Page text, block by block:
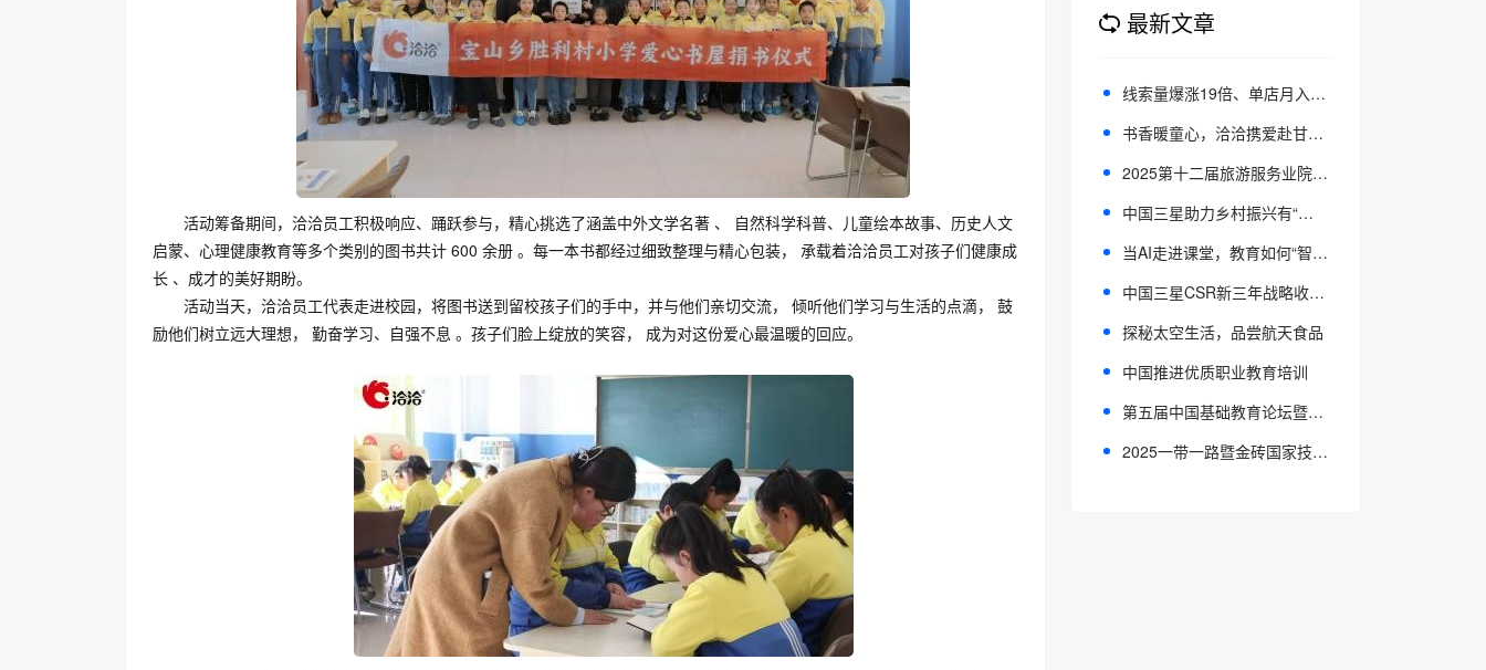
活动筹备期间，洽洽员工积极响应、踊跃参与，精心挑选了涵盖中外文学名著 、 自然科学科普、儿童绘本故事、历史人文
启蒙、心理健康教育等多个类别的图书共计 600 余册 。每一本书都经过细致整理与精心包装， 承载着洽洽员工对孩子们健康成
长 、成才的美好期盼。
活动当天，洽洽员工代表走进校园，将图书送到留校孩子们的手中，并与他们亲切交流， 倾听他们学习与生活的点滴， 鼓
励他们树立远大理想， 勤奋学习、自强不息 。孩子们脸上绽放的笑容， 成为对这份爱心最温暖的回应。
最新文章
线索量爆涨19倍、单店月入500万，本地推新能力还能“捧红”多少生意？
书香暖童心，洽洽携爱赴甘南之约
2025第十二届旅游服务业院校奖项获奖名单重磅发布！
中国三星助力乡村振兴有“质”更有“智”
当AI走进课堂，教育如何“智”变
中国三星CSR新三年战略收官 扎实履行社会责任
探秘太空生活，品尝航天食品
中国推进优质职业教育培训
第五届中国基础教育论坛暨中国教育学会第三十七次学术年会举办
2025一带一路暨金砖国家技能发展与技术创新大赛建筑智能化创新技能应用赛项全国总决赛在重工贸圆满收官